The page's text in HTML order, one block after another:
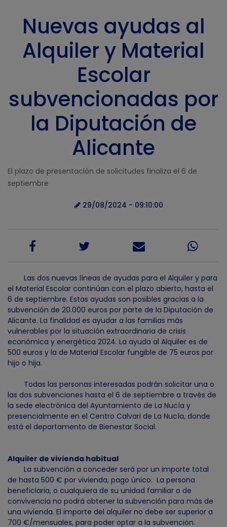
Nuevas ayudas al
Alquiler y Material
Escolar
subvencionadas por
la Diputación de
Alicante
El plazo de presentación de solicitudes finaliza el 6 de
septiembre
29/08/2024 - 09:10:00
Las dos nuevas líneas de ayudas para el Alquiler y para
el Material Escolar continúan con el plazo abierto, hasta el
6 de septiembre. Estas ayudas son posibles gracias a la
subvención de 20.000 euros por parte de la Diputación de
Alicante. La finalidad es ayudar a las familias más
vulnerables por la situación extraordinaria de crisis
económica y energética 2024. La ayuda al Alquiler es de
500 euros y la de Material Escolar fungible de 75 euros por
hijo o hija.
Todas las personas interesadas podrán solicitar una o
las dos subvenciones hasta el 6 de septiembre a través de
la sede electrónica del Ayuntamiento de La Nucía y
presencialmente en el Centro Calvari de La Nucía, donde
está el departamento de Bienestar Social.
Alquiler de vivienda habitual
La subvención a conceder será por un importe total
de hasta 500 € por vivienda, pago único. La persona
beneficiaria, o cualquiera de su unidad familiar o de
convivencia no podrá obtener la subvención para más de
una vivienda. El importe del alquiler no debe ser superior a
700 €/mensuales, para poder optar a la subvención.